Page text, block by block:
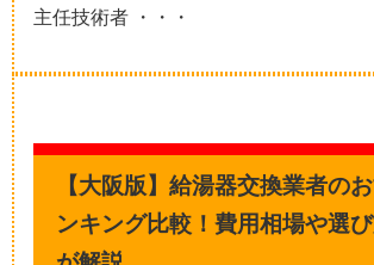
主任技術者 ・・・
【大阪版】給湯器交換業者の
ンキング比較！費用相場や選